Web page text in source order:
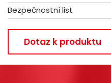
Bezpečnostní list
Dotaz k produktu